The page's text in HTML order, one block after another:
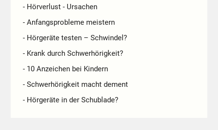
- Hörverlust - Ursachen
- Anfangsprobleme meistern
- Hörgeräte testen – Schwindel?
- Krank durch Schwerhörigkeit?
- 10 Anzeichen bei Kindern
- Schwerhörigkeit macht dement
- Hörgeräte in der Schublade?